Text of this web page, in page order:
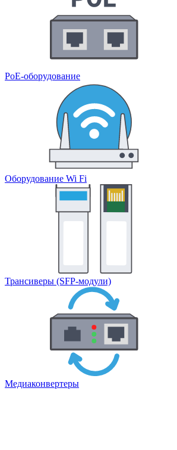
PoE-оборудование
Оборудование Wi Fi
Трансиверы (SFP-модули)
Медиаконвертеры